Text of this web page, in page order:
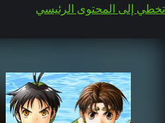
تخطي إلى المحتوى الرئيسي